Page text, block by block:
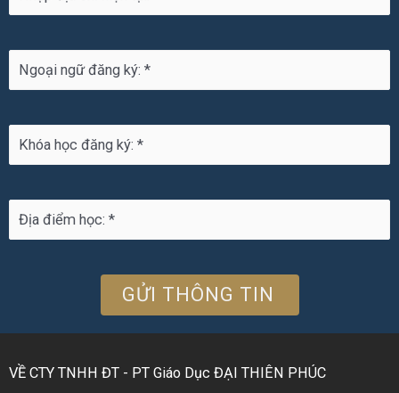
VỀ CTY TNHH ĐT - PT Giáo Dục ĐẠI THIÊN PHÚC